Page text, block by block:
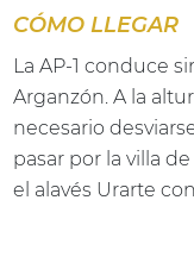
CÓMO LLEGAR
La AP-1 conduce
Arganzón. A la
necesario
pasar por la villa
el alavés Urarte